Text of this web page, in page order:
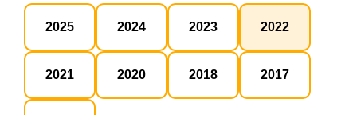
2025 2024 2023 2022
2021 2020 2018 2017